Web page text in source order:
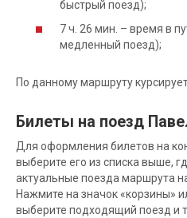
быстрый поезд);
7 ч. 26 мин. – время в
медленный поезд);
По данному маршруту
Билеты на поезд
Для оформления билетов на
выберите его из списка выше,
актуальные поезда маршрута
Нажмите на значок «корзины»
выберите подходящий поезд и